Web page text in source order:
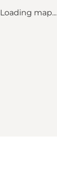
Loading map...